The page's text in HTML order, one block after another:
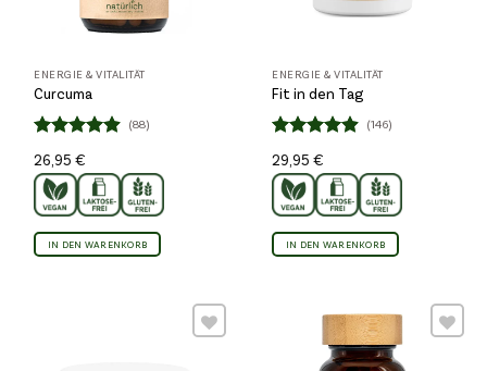
ENERGIE & VITALITÄT
Curcuma
mit4.85
von 5
(88)
26,95€
IN DEN WARENKORB
ENERGIE & VITALITÄT
Fit in den Tag
mit4.86
von 5
(146)
29,95€
IN DEN WARENKORB
Wunschliste